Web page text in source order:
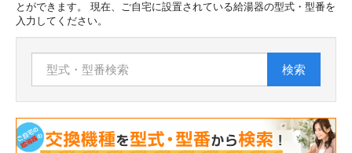
とができます。 現在、ご自宅に設置されている給湯器の型式・型番を
入力してください。
検索